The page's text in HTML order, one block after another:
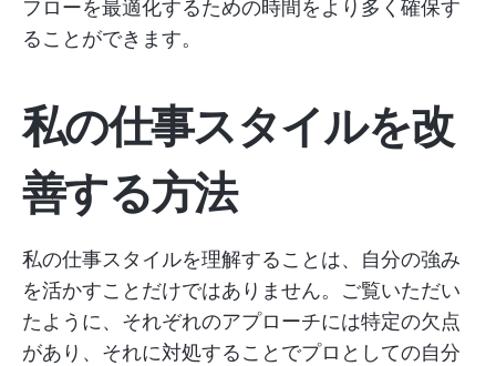
フローを最適化するための時間をより多く確保す
ることができます。
私の仕事スタイルを改
善する方法
私の仕事スタイルを理解することは、自分の強み
を活かすことだけではありません。ご覧いただい
たように、それぞれのアプローチには特定の欠点
があり、それに対処することでプロとしての自分